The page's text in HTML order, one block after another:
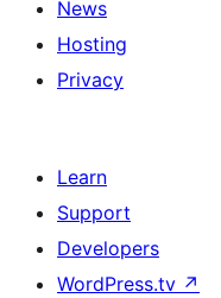
News
Hosting
Privacy
Learn
Support
Developers
WordPress.tv ↗